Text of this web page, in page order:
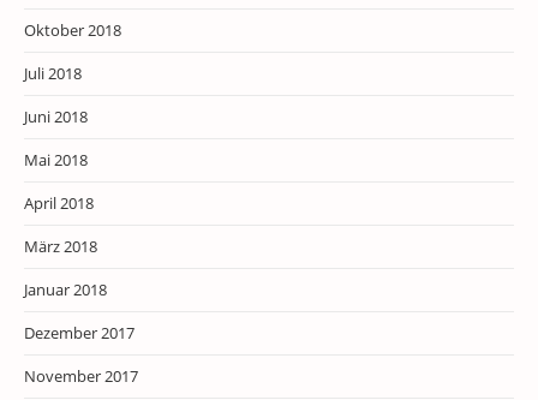
Oktober 2018
Juli 2018
Juni 2018
Mai 2018
April 2018
März 2018
Januar 2018
Dezember 2017
November 2017